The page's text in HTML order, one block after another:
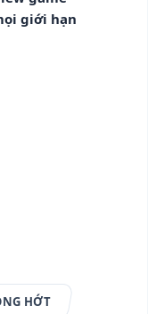
giới hạn
HỚT